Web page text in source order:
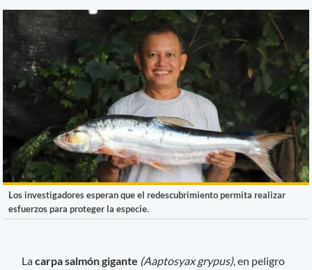
Los investigadores esperan que el redescubrimiento permita realizar
esfuerzos para proteger la especie.
Lacarpa salmón gigante (Aaptosyax grypus), en peligro